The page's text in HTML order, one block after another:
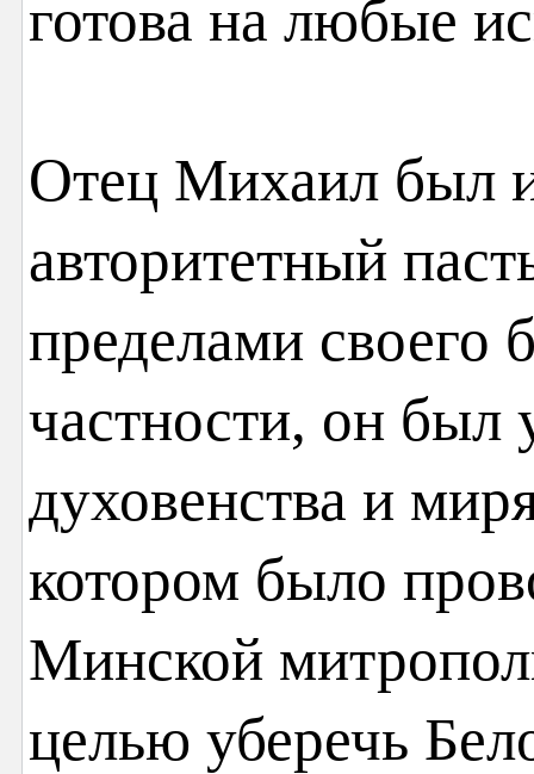
готова на любые
Отец Михаил был
авторитетный
пределами своего
частности, он был
духовенства и
котором было
Минской
целью уберечь